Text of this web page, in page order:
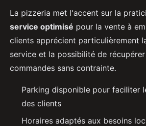
La pizzeria met l'accent sur la
service optimisé pour la vente à
clients apprécient particulièrement
service et la possibilité de
commandes sans contrainte.
Parking disponible pour faciliter
des clients
Horaires adaptés aux besoins